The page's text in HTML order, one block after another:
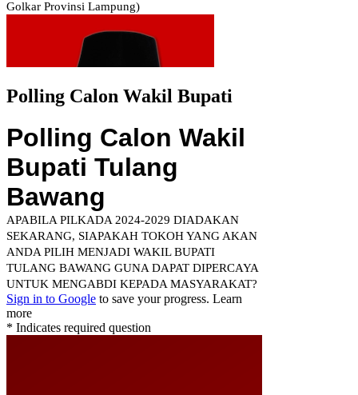
Polling Calon Wakil Bupati